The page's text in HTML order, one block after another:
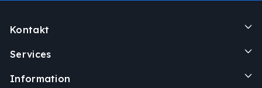
Kontakt
Services
Information